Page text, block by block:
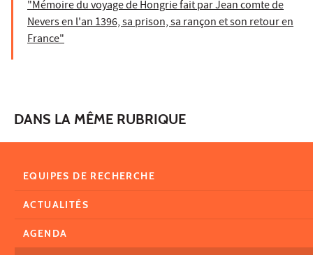
"Mémoire du voyage de Hongrie fait par Jean comte de
Nevers en l'an 1396, sa prison, sa rançon et son retour en
France"
DANS LA MÊME RUBRIQUE
EQUIPES DE RECHERCHE
ACTUALITÉS
AGENDA